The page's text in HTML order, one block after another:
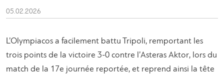
05.02.2026
L’Olympiacos a facilement battu Tripoli, remportant les
trois points de la victoire 3-0 contre l’Asteras Aktor, lors du
match de la 17e journée reportée, et reprend ainsi la tête